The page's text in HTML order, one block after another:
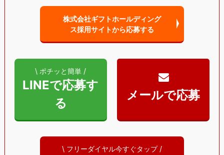
株式会社ギフトホールディング
ス採用サイトから応募する
\ ポチッと簡単 /
LINEで応募す
る
\ フリーダイヤル今すぐタップ /